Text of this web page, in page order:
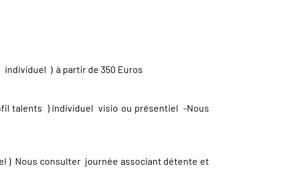
) à partir de 350 Euros
talents ) individuel visio ou présentiel -Nous
) Nous consulter journée associant détente et